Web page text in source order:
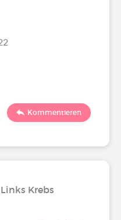
Kommentieren
Krebs